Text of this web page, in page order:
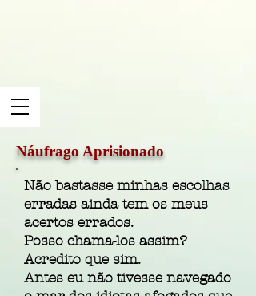
Náufrago Aprisionado
Não bastasse minhas escolhas
erradas ainda tem os meus
acertos errados.
Posso chama-los assim?
Acredito que sim.
Antes eu não tivesse navegado